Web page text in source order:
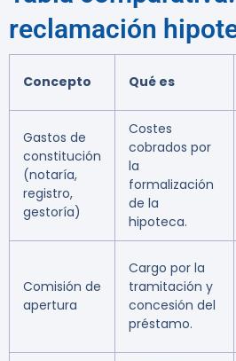
reclamación
Concepto Qué es
Gastos de
constitución
(notaría,
registro,
gestoría)
Costes
cobrados por
la
formalización
de la
hipoteca.
Comisión de
apertura
Cargo por la
tramitación y
concesión del
préstamo.